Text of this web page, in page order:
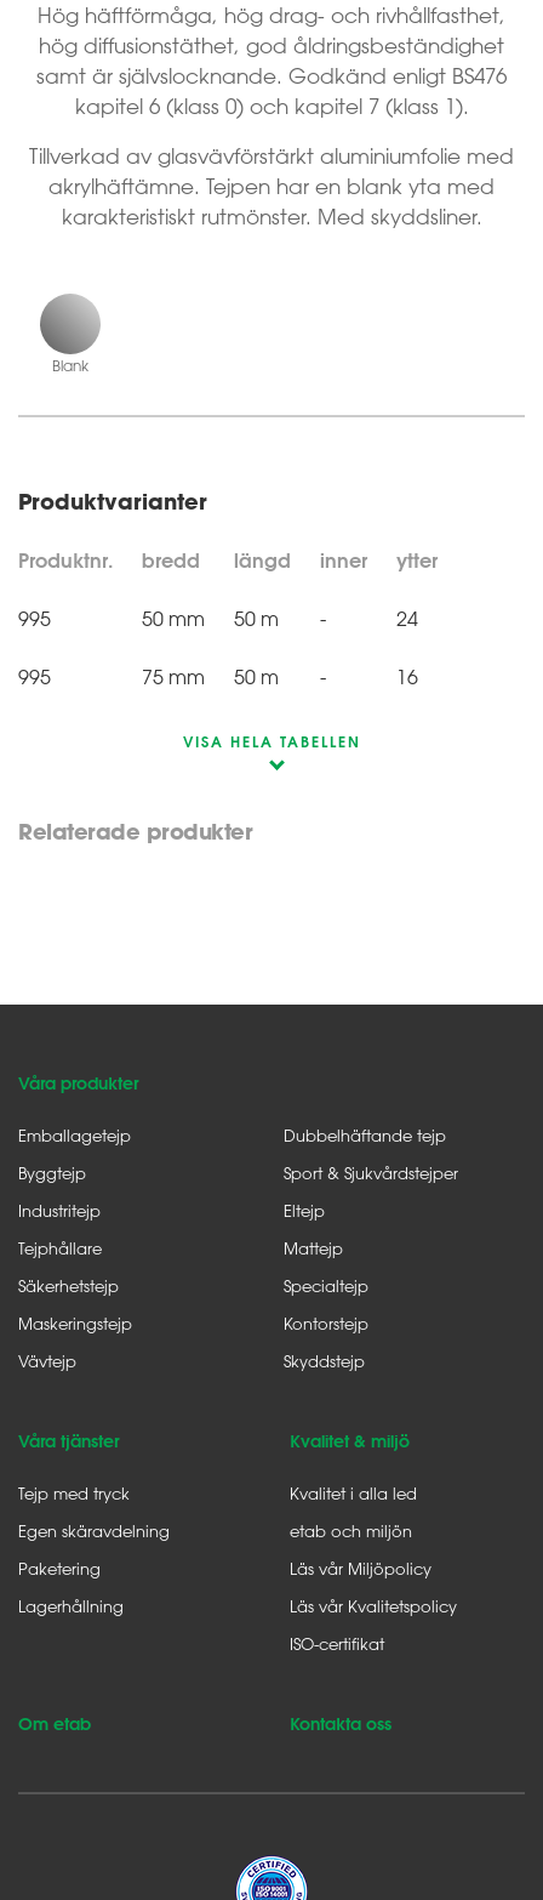
Hög häftförmåga, hög drag- och rivhållfasthet,
hög diffusionstäthet, god åldringsbeständighet
samt är självslocknande. Godkänd enligt BS476
kapitel 6 (klass 0) och kapitel 7 (klass 1).
Tillverkad av glasvävförstärkt aluminiumfolie med
akrylhäftämne. Tejpen har en blank yta med
karakteristiskt rutmönster. Med skyddsliner.
Blank
Produktvarianter
Produktnr. bredd längd inner ytter
995 50 mm 50 m - 24
995 75 mm 50 m - 16
VISA HELA TABELLEN
Relaterade produkter
Våra produkter
Emballagetejp
Byggtejp
Industritejp
Tejphållare
Säkerhetstejp
Maskeringstejp
Vävtejp
Dubbelhäftande tejp
Sport & Sjukvårdstejper
Eltejp
Mattejp
Specialtejp
Kontorstejp
Skyddstejp
Våra tjänster
Tejp med tryck
Egen skäravdelning
Paketering
Lagerhållning
Kvalitet & miljö
Kvalitet i alla led
etab och miljön
Läs vår Miljöpolicy
Läs vår Kvalitetspolicy
ISO-certifikat
Om etab Kontakta oss